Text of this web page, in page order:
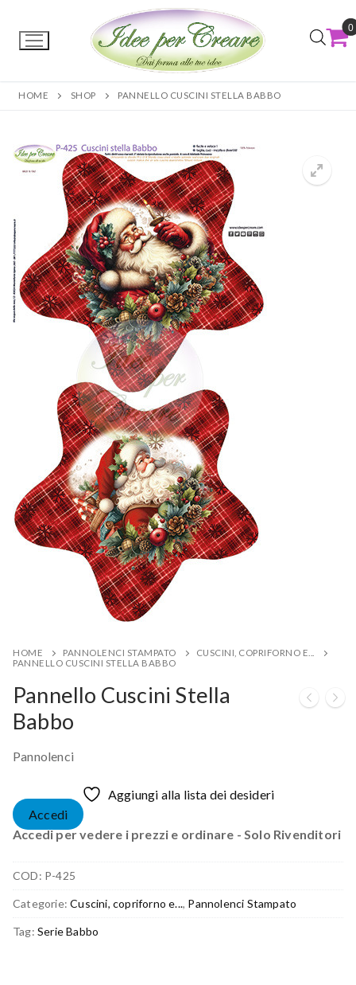
0
HOME SHOP PANNELLO CUSCINI STELLA BABBO
HOME PANNOLENCI STAMPATO
CUSCINI, COPRIFORNO E...
PANNELLO CUSCINI STELLA BABBO
Pannello Cuscini Stella
Babbo
Pannolenci
Aggiungi alla lista dei desideri
Accedi
Accedi per vedere i prezzi e ordinare - Solo Rivenditori
COD: P-425
Categorie:Cuscini, copriforno e..., Pannolenci Stampato
Tag: Serie Babbo